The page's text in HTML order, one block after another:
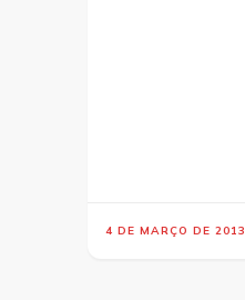
4 DE MARÇO DE 2013